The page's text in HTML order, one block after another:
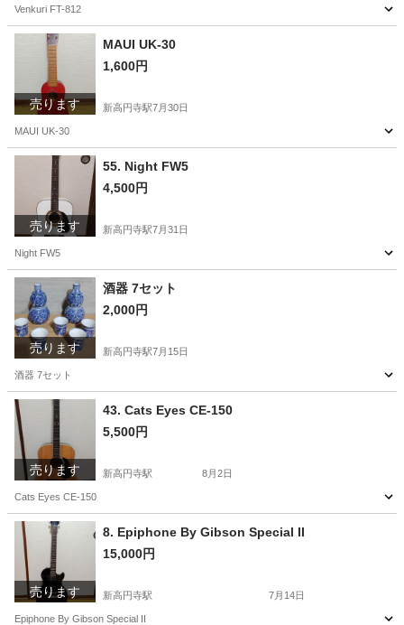
Venkuri FT-812
東京 杉並区
売ります
MAUI UK-30
1,600円
新高円寺駅7月30日
MAUI UK-30
東京 杉並区
売ります
55. Night FW5
4,500円
新高円寺駅7月31日
Night FW5
東京 杉並区 新高円寺駅
売ります
酒器 7セット
2,000円
新高円寺駅7月15日
酒器 7セット
東京 杉並区
売ります
43. Cats Eyes CE-150
5,500円
新高円寺駅 8月2日
Cats Eyes CE-150
東京 杉並区
売ります
8. Epiphone By Gibson Special II
15,000円
新高円寺駅 7月14日
Epiphone By Gibson Special II